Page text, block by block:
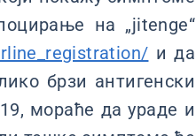
на „jitenge“
и да
брзи антигенски
мораће да ураде и